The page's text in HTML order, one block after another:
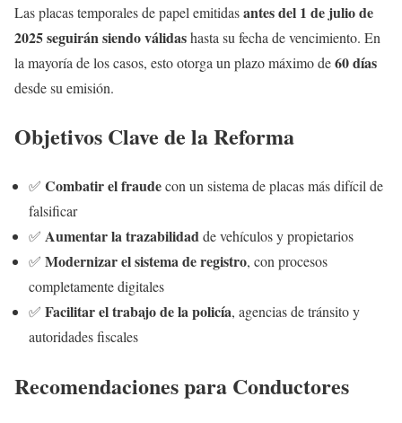
Las placas temporales de papel emitidasantes del 1 de julio de
2025 seguirán siendo válidashasta su fecha de vencimiento. En
la mayoría de los casos, esto otorga un plazo máximo de60 días
desde su emisión.
Objetivos Clave de la Reforma
✅ Combatir el fraudecon un sistema de placas más difícil de
falsificar
✅ Aumentar la trazabilidadde vehículos y propietarios
✅ Modernizar el sistema de registro, con procesos
completamente digitales
✅ Facilitar el trabajo de la policía, agencias de tránsito y
autoridades fiscales
Recomendaciones para Conductores